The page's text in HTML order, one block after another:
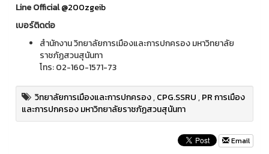
Line Official@200zgeib
เบอร์ติดต่อ
สำนักงาน วิทยาลัยการเมืองและการปกครอง มหาวิทยาลัย
ราชภัฏสวนสุนันทา
โทร: 02-160-1571-73
วิทยาลัยการเมืองและการปกครอง,CPG.SSRU,PR การเมือง
และการปกครอง มหาวิทยาลัยราชภัฏสวนสุนันทา
Email